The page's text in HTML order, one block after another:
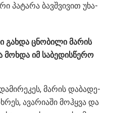
პა­ტა­რა ბავ­შვი­ვით უხა­
გახ­და ცნო­ბი­ლი მა­რის
მოხ­და იმ სა­ბე­დის­წე­რო
მა­რის და­ბა­დე­
ავა­რი­ა­ში მოჰ­ყვა და